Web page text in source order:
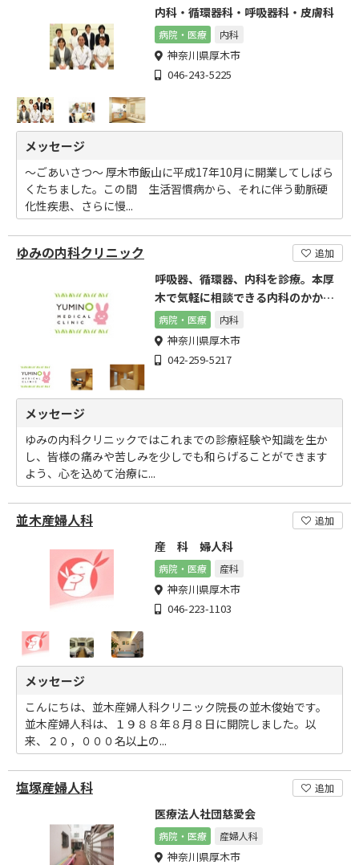
内科・循環器科・呼吸器科・皮膚科
病院・医療 内科
神奈川県厚木市
046-243-5225
メッセージ
～ごあいさつ～ 厚木市飯山に平成17年10月に開業してしばら
くたちました。この間 生活習慣病から、それに伴う動脈硬
化性疾患、さらに慢...
ゆみの内科クリニック 追加
呼吸器、循環器、内科を診療。本厚
木で気軽に相談できる内科のかかり
つけ医を目指します
病院・医療 内科
神奈川県厚木市
042-259-5217
メッセージ
ゆみの内科クリニックではこれまでの診療経験や知識を生か
し、皆様の痛みや苦しみを少しでも和らげることができます
よう、心を込めて治療に...
並木産婦人科 追加
産 科 婦人科
病院・医療 産科
神奈川県厚木市
046-223-1103
メッセージ
こんにちは、並木産婦人科クリニック院長の並木俊始です。
並木産婦人科は、１９８８年８月８日に開院しました。以
来、２０，０００名以上の...
塩塚産婦人科 追加
医療法人社団慈愛会
病院・医療 産婦人科
神奈川県厚木市